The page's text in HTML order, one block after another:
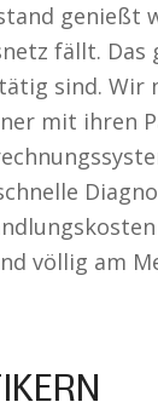
genießt
fällt.
sind. Wir
mit ihren
völlig am